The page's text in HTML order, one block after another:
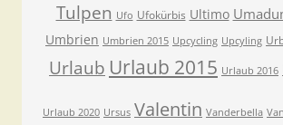
Tulpen Ufo Ufokürbis Ultimo
Umbrien Umbrien 2015 Upcycling Upcyling
Urlaub Urlaub 2015 Urlaub 2016
Urlaub 2020 Ursus Valentin Vanderbella